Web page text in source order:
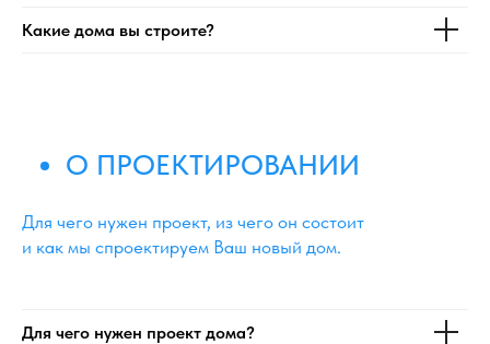
Какие дома вы строите?
О ПРОЕКТИРОВАНИИ
Для чего нужен проект, из чего он состоит
и как мы спроектируем Ваш новый дом.
Для чего нужен проект дома?